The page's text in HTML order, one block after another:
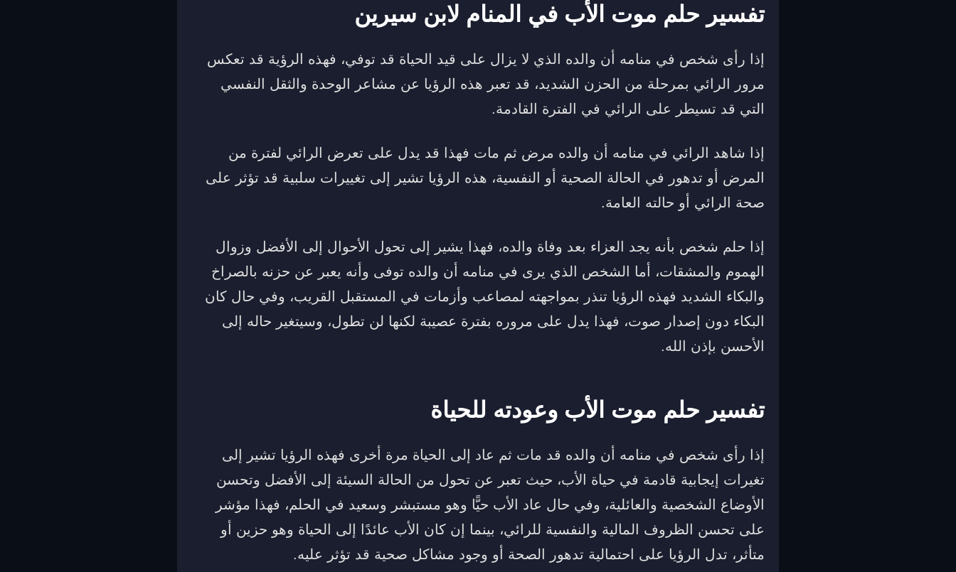
تفسير حلم موت الأب في المنام لابن سيرين
إذا رأى شخص في منامه أن والده الذي لا يزال على قيد الحياة قد توفي، فهذه الرؤية قد تعكس
مرور الرائي بمرحلة من الحزن الشديد، قد تعبر هذه الرؤيا عن مشاعر الوحدة والثقل النفسي
التي قد تسيطر على الرائي في الفترة القادمة.
إذا شاهد الرائي في منامه أن والده مرض ثم مات فهذا قد يدل على تعرض الرائي لفترة من
المرض أو تدهور في الحالة الصحية أو النفسية، هذه الرؤيا تشير إلى تغييرات سلبية قد تؤثر على
صحة الرائي أو حالته العامة.
إذا حلم شخص بأنه يجد العزاء بعد وفاة والده، فهذا يشير إلى تحول الأحوال إلى الأفضل وزوال
الهموم والمشقات، أما الشخص الذي يرى في منامه أن والده توفى وأنه يعبر عن حزنه بالصراخ
والبكاء الشديد فهذه الرؤيا تنذر بمواجهته لمصاعب وأزمات في المستقبل القريب، وفي حال كان
البكاء دون إصدار صوت، فهذا يدل على مروره بفترة عصيبة لكنها لن تطول، وسيتغير حاله إلى
الأحسن بإذن الله.
تفسير حلم موت الأب وعودته للحياة
إذا رأى شخص في منامه أن والده قد مات ثم عاد إلى الحياة مرة أخرى فهذه الرؤيا تشير إلى
تغيرات إيجابية قادمة في حياة الأب، حيث تعبر عن تحول من الحالة السيئة إلى الأفضل وتحسن
الأوضاع الشخصية والعائلية، وفي حال عاد الأب حيًّا وهو مستبشر وسعيد في الحلم، فهذا مؤشر
على تحسن الظروف المالية والنفسية للرائي، بينما إن كان الأب عائدًا إلى الحياة وهو حزين أو
متأثر، تدل الرؤيا على احتمالية تدهور الصحة أو وجود مشاكل صحية قد تؤثر عليه.